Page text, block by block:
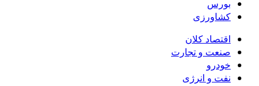
بورس
کشاورزی
اقتصاد کلان
صنعت و تجارت
خودرو
نفت و انرژی